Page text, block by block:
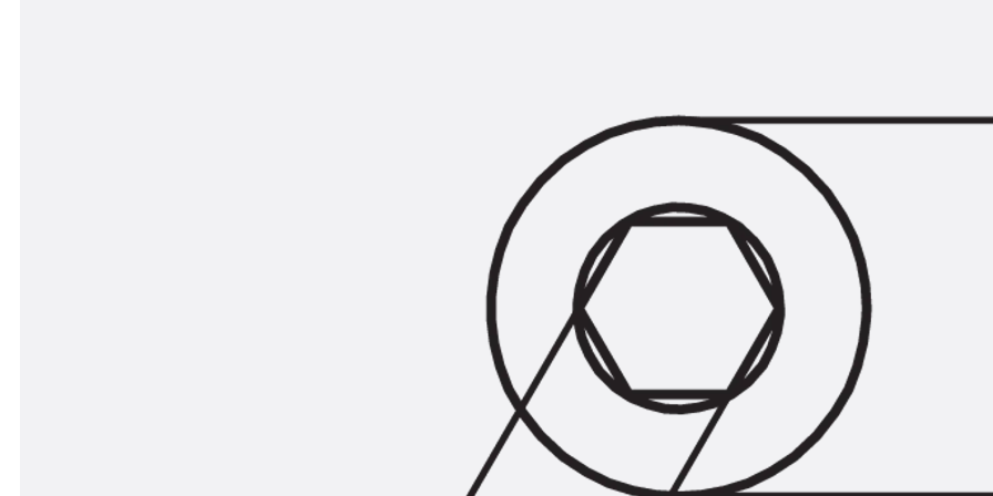
Zurück Rückbiegeanschlüsse
FERBOX®
Anschlussabdichtung
GFK-Bewehrung
Zurück
GFK-Bewehrung
FIBERNOX® V-ROD
Edelstahlbewehrung
Zurück
Edelstahlbewehrung
Nichtrostender Betonstahl
Mauerwerksbewehrung
Zurück
GRIPRIP®
Bewehrungszubehör